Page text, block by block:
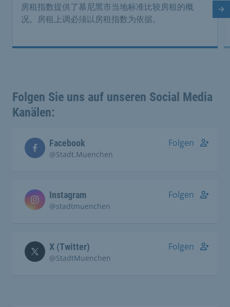
房租指数提供了慕尼黑市当地标准比较房租的概
况。房租上调必须以房租指数为依据。
Folgen Sie uns auf unseren Social Media
Kanälen:
Facebook
@Stadt.Muenchen
Folgen
Instagram
@stadtmuenchen
Folgen
X (Twitter)
@StadtMuenchen
Folgen